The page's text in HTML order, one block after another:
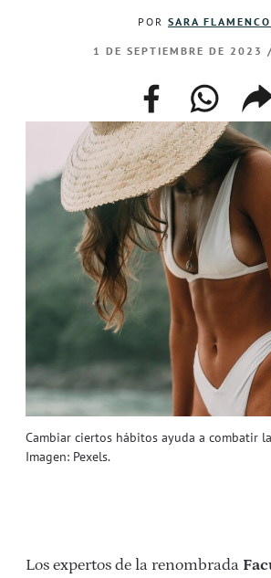
Cambiar ciertos hábitos ayuda a combatir
Imagen: Pexels.
POR SARA FLAMENCO
1 DE SEPTIEMBRE DE
facebook
Los expertos de la renombrada